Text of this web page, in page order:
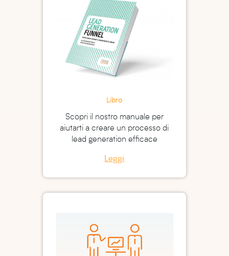
Libro
Scopri il nostro manuale per
aiutarti a creare un processo di
lead generation efficace
Leggi